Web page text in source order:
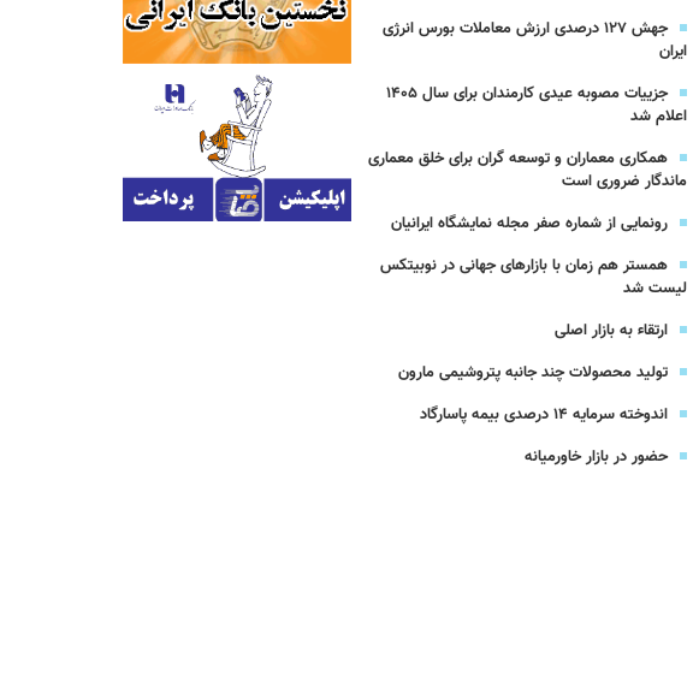
جهش ۱۲۷ درصدی ارزش معاملات بورس انرژی
ایران
جزییات مصوبه عیدی کارمندان برای سال 1405
اعلام شد
همکاری معماران و توسعه گران برای خلق معماری
ماندگار ضروری است
رونمایی از شماره صفر مجله نمایشگاه ایرانیان
همستر هم زمان با بازارهای جهانی در نوبیتکس
لیست شد
ارتقاء به بازار اصلی
تولید محصولات چند جانبه پتروشیمی مارون
اندوخته سرمایه 14 درصدی بیمه پاسارگاد
حضور در بازار خاورمیانه